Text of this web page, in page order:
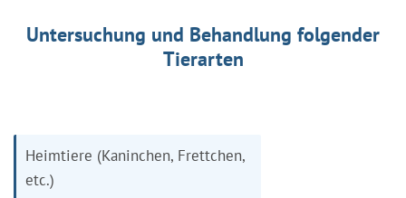
Untersuchung und Behandlung folgender
Tierarten
Heimtiere (Kaninchen, Frettchen,
etc.)